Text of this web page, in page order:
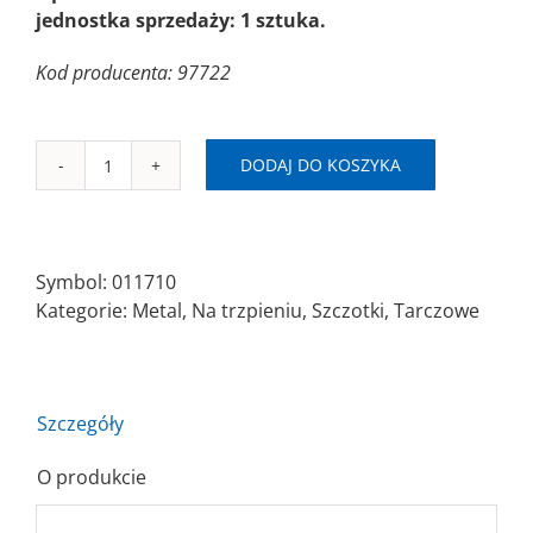
jednostka sprzedaży: 1 sztuka.
Kod producenta: 97722
ilość
75x6mm
AC(0,50)
splatana
DODAJ DO KOSZYKA
Symbol: 011710
Kategorie: Metal, Na trzpieniu, Szczotki, Tarczowe
Szczegóły
O produkcie